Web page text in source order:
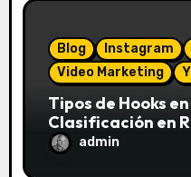
ó
Blog Instagram
Video Marketing
Tipos de Hooks
Clasificación en
admin